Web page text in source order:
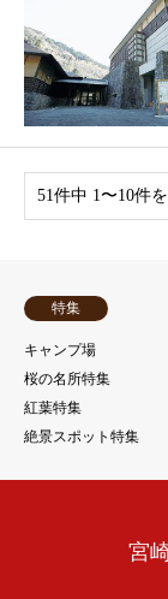
51件中 1〜10件
特集
キャンプ場
桜の名所特集
紅葉特集
絶景スポット特集
宮